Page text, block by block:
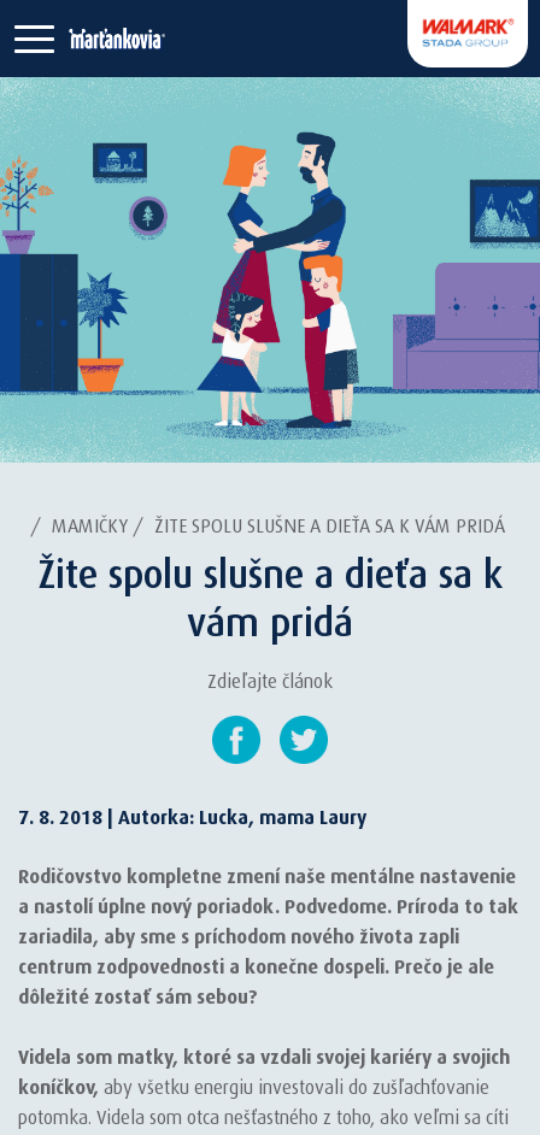
/ MAMIČKY/ ŽITE SPOLU SLUŠNE A DIEŤA SA K VÁM PRIDÁ
Žite spolu slušne a dieťa sa k
vám pridá
Zdieľajte článok
7. 8. 2018 | Autorka: Lucka, mama Laury
Rodičovstvo kompletne zmení naše mentálne nastavenie
a nastolí úplne nový poriadok. Podvedome. Príroda to tak
zariadila, aby sme s príchodom nového života zapli
centrum zodpovednosti a konečne dospeli. Prečo je ale
dôležité zostať sám sebou?
Videla som matky, ktoré sa vzdali svojej kariéry a svojich
koníčkov, aby všetku energiu investovali do zušľachťovanie
potomka. Videla som otca nešťastného z toho, ako veľmi sa cíti